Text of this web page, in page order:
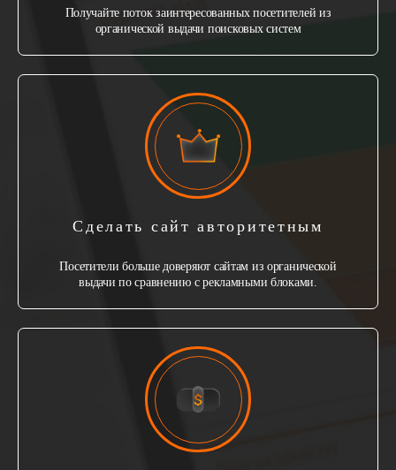
Получайте поток заинтересованных посетителей из
органической выдачи поисковых систем
Сделать сайт авторитетным
Посетители больше доверяют сайтам из органической
выдачи по сравнению с рекламными блоками.